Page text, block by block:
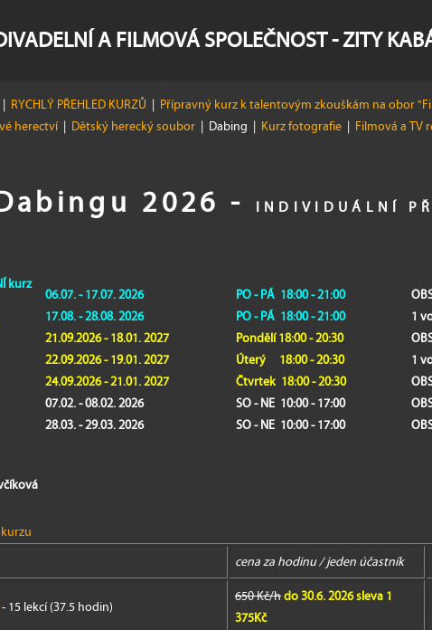
A FILMOVÁ SPOLEČNOST - ZITY
| RYCHLÝ PŘEHLED KURZŮ | Přípravný kurz k talentovým zkouškám na obor
herectví | Dětský herecký soubor | Dabing | Kurz fotografie | Filmová a TV
2026 - INDIVIDUÁLNÍ
kurz
06.07. - 17.07. 2026
17.08. - 28.08. 2026
21.09.2026 - 18.01. 2027
22.09.2026 - 19.01. 2027
24.09.2026 - 21.01. 2027
07.02. - 08.02. 2026
28.03. - 29.03. 2026
PO - PÁ 18:00 - 21:00
PO - PÁ 18:00 - 21:00
Pondělí 18:00 - 20:30
Úterý 18:00 - 20:30
Čtvrtek 18:00 - 20:30
SO - NE 10:00 - 17:00
SO - NE 10:00 - 17:00
1
1
cena za hodinu / jeden účastník
- 15 lekcí (37.5 hodin) 650 Kč/hdo 30.6. 2026 sleva 1
375Kč